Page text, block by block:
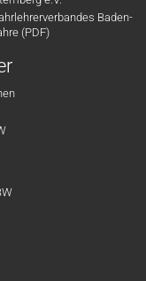
Baden-
(PDF)